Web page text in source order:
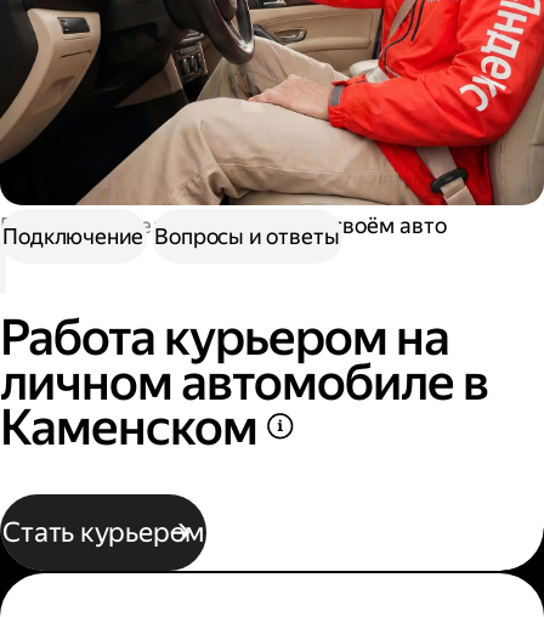
Работа водителем Работа на своём авто
Работа курьером на
личном автомобиле в
Каменском
Стать курьером
Подключение Вопросы и ответы